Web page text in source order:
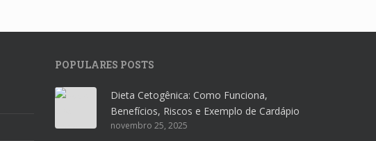
POPULARES POSTS
Dieta Cetogênica: Como Funciona,
Benefícios, Riscos e Exemplo de Cardápio
novembro 25, 2025